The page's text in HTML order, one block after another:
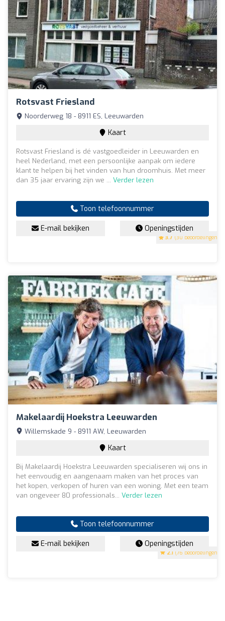
Rotsvast Friesland
3.7 (30 beoordelingen)
Noorderweg 18 - 8911 ES, Leeuwarden
Kaart
Rotsvast Friesland is dé vastgoedleider in Leeuwarden en
heel Nederland, met een persoonlijke aanpak om iedere
klant te helpen bij het vinden van hun droomhuis. Met meer
dan 35 jaar ervaring zijn we ... Verder lezen
Toon telefoonnummer
E-mail bekijken Openingstijden
Makelaardij Hoekstra Leeuwarden
2.1 (76 beoordelingen)
Willemskade 9 - 8911 AW, Leeuwarden
Kaart
Bij Makelaardij Hoekstra Leeuwarden specialiseren wij ons in
het eenvoudig en aangenaam maken van het proces van
het kopen, verkopen of huren van een woning. Met een team
van ongeveer 80 professionals... Verder lezen
Toon telefoonnummer
E-mail bekijken Openingstijden